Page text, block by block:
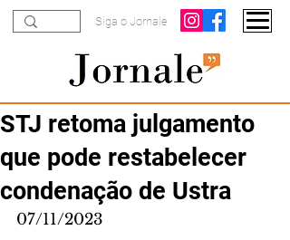
Siga o Jornale
STJ retoma julgamento
que pode restabelecer
condenação de Ustra
07/11/2023